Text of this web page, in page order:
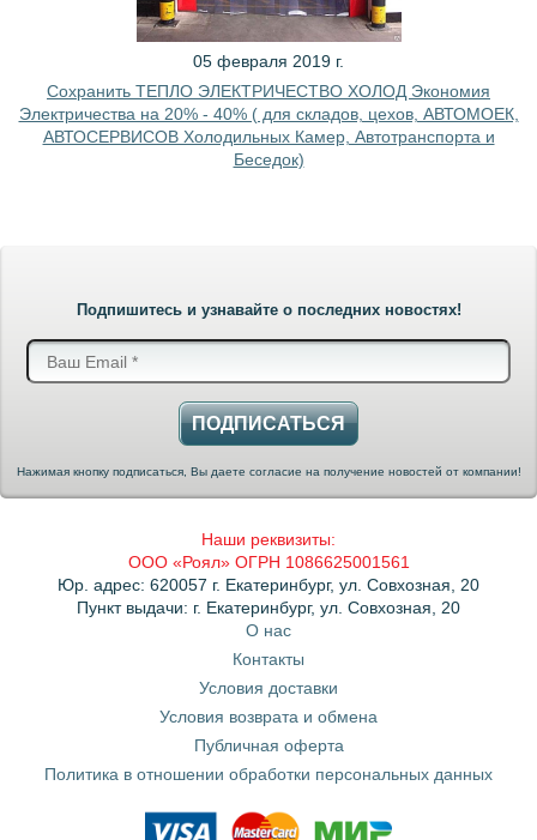
05 февраля 2019 г.
Сохранить ТЕПЛО ЭЛЕКТРИЧЕСТВО ХОЛОД Экономия
Электричества на 20% - 40% ( для складов, цехов, АВТОМОЕК,
АВТОСЕРВИСОВ Холодильных Камер, Автотранспорта и
Беседок)
Подпишитесь и узнавайте о последних новостях!
ПОДПИСАТЬСЯ
Нажимая кнопку подписаться, Вы даете согласие на получение новостей от компании!
Наши реквизиты:
ООО «Роял» ОГРН 1086625001561
Юр. адрес: 620057 г. Екатеринбург, ул. Совхозная, 20
Пункт выдачи: г. Екатеринбург, ул. Совхозная, 20
О нас
Контакты
Условия доставки
Условия возврата и обмена
Публичная оферта
Политика в отношении обработки персональных данных